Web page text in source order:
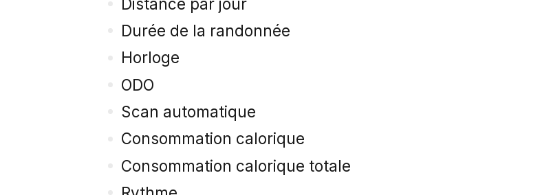
Durée de la randonnée
Horloge
ODO
Scan automatique
Consommation calorique
Consommation calorique totale